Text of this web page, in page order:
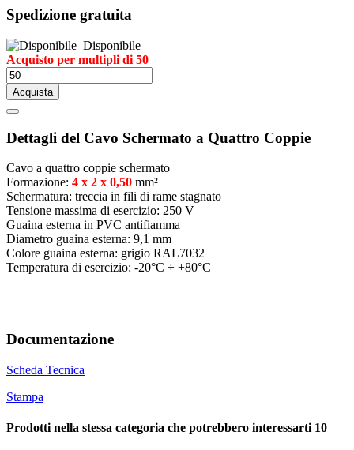
Spedizione gratuita
Disponibile
Acquisto per multipli di 50
Acquista
Dettagli del Cavo Schermato a Quattro Coppie
Cavo a quattro coppie schermato
Formazione: 4 x 2 x 0,50 mm²
Schermatura: treccia in fili di rame stagnato
Tensione massima di esercizio: 250 V
Guaina esterna in PVC antifiamma
Diametro guaina esterna: 9,1 mm
Colore guaina esterna: grigio RAL7032
Temperatura di esercizio: -20°C ÷ +80°C
Documentazione
Scheda Tecnica
Stampa
Prodotti nella stessa categoria che potrebbero interessarti 10